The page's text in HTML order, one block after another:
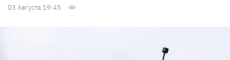
03 Августа 19:45